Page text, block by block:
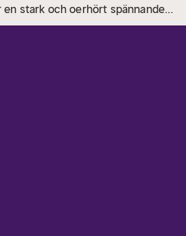
stark och oerhört spännande
och prisbelönt författare, vars